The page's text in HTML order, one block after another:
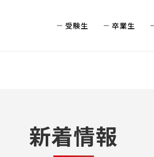
受験生 卒業生
新着情報